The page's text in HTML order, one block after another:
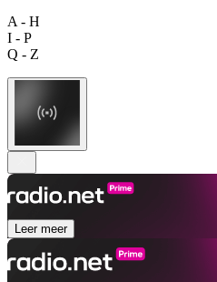
A - H
I - P
Q - Z
Leer meer